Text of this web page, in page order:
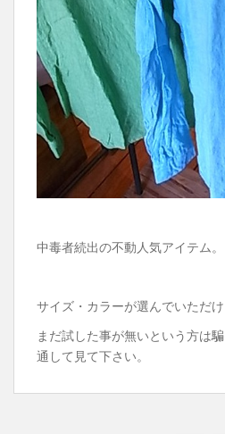
中毒者続出の不動人気アイテム。
サイズ・カラーが選んでいただけ
まだ試した事が無いという方は
通して見て下さい。